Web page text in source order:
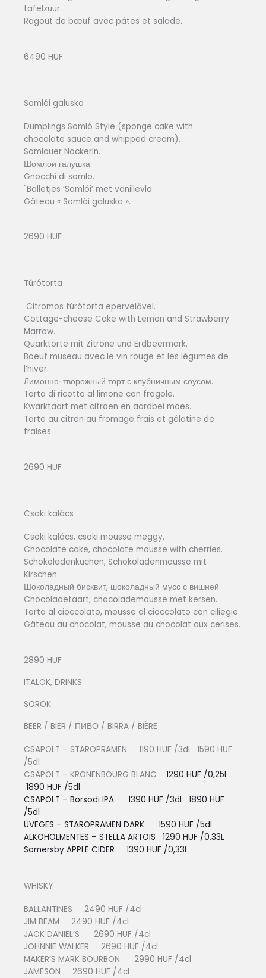
tafelzuur.
Ragout de bœuf avec pâtes et salade.
6490 HUF
Somlói galuska
Dumplings Somló Style (sponge cake with
chocolate sauce and whipped cream).
Somlauer Nockerln.
Шомлои галушка.
Gnocchi di somlo.
`Balletjes ‘Somlói’ met vanillevla.
Gâteau « Somlói galuska ».
2690 HUF
Túrótorta
Citromos túrótorta epervelővel.
Cottage-cheese Cake with Lemon and Strawberry
Marrow.
Quarktorte mit Zitrone und Erdbeermark.
Boeuf museau avec le vin rouge et les légumes de
l’hiver.
Лимонно-творожный торт с клубничным соусом.
Torta di ricotta al limone con fragole.
Kwarktaart met citroen en aardbei moes.
Tarte au citron au fromage frais et gélatine de
fraises.
2690 HUF
Csoki kalács
Csoki kalács, csoki mousse meggy.
Chocolate cake, chocolate mousse with cherries.
Schokoladenkuchen, Schokoladenmousse mit
Kirschen.
Шоколадный бисквит, шоколадный мусс с вишней.
Chocoladetaart, chocolademousse met kersen.
Torta al cioccolato, mousse al cioccolato con ciliegie.
Gâteau au chocolat, mousse au chocolat aux cerises.
2890 HUF
ITALOK, DRINKS
SÖRÖK
BEER / BIER / ПИВО / BIRRA / BIÈRE
CSAPOLT – STAROPRAMEN 1190 HUF /3dl 1590 HUF
/5dl
CSAPOLT – KRONENBOURG BLANC 1290 HUF /0,25L
1890 HUF /5dl
CSAPOLT – Borsodi IPA 1390 HUF /3dl 1890 HUF
/5dl
ÜVEGES – STAROPRAMEN DARK 1590 HUF /5dl
ALKOHOLMENTES – STELLA ARTOIS 1290 HUF /0,33L
Somersby APPLE CIDER 1390 HUF /0,33L
WHISKY
BALLANTINES 2490 HUF /4cl
JIM BEAM 2490 HUF /4cl
JACK DANIEL’S 2690 HUF /4cl
JOHNNIE WALKER 2690 HUF /4cl
MAKER’S MARK BOURBON 2990 HUF /4cl
JAMESON 2690 HUF /4cl